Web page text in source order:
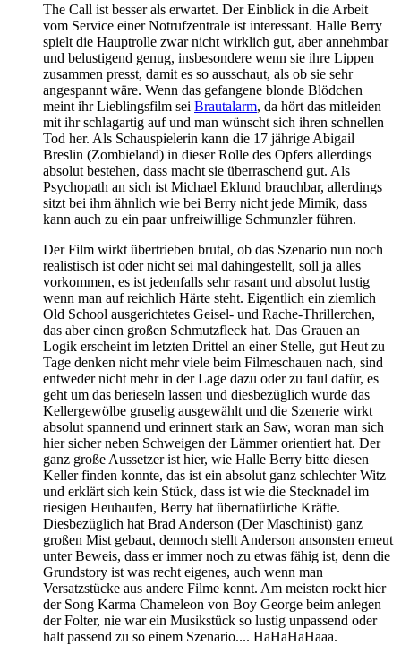
The Call ist besser als erwartet. Der Einblick in die Arbeit
vom Service einer Notrufzentrale ist interessant. Halle Berry
spielt die Hauptrolle zwar nicht wirklich gut, aber annehmbar
und belustigend genug, insbesondere wenn sie ihre Lippen
zusammen presst, damit es so ausschaut, als ob sie sehr
angespannt wäre. Wenn das gefangene blonde Blödchen
meint ihr Lieblingsfilm sei Brautalarm, da hört das mitleiden
mit ihr schlagartig auf und man wünscht sich ihren schnellen
Tod her. Als Schauspielerin kann die 17 jährige Abigail
Breslin (Zombieland) in dieser Rolle des Opfers allerdings
absolut bestehen, dass macht sie überraschend gut. Als
Psychopath an sich ist Michael Eklund brauchbar, allerdings
sitzt bei ihm ähnlich wie bei Berry nicht jede Mimik, dass
kann auch zu ein paar unfreiwillige Schmunzler führen.
Der Film wirkt übertrieben brutal, ob das Szenario nun noch
realistisch ist oder nicht sei mal dahingestellt, soll ja alles
vorkommen, es ist jedenfalls sehr rasant und absolut lustig
wenn man auf reichlich Härte steht. Eigentlich ein ziemlich
Old School ausgerichtetes Geisel- und Rache-Thrillerchen,
das aber einen großen Schmutzfleck hat. Das Grauen an
Logik erscheint im letzten Drittel an einer Stelle, gut Heut zu
Tage denken nicht mehr viele beim Filmeschauen nach, sind
entweder nicht mehr in der Lage dazu oder zu faul dafür, es
geht um das berieseln lassen und diesbezüglich wurde das
Kellergewölbe gruselig ausgewählt und die Szenerie wirkt
absolut spannend und erinnert stark an Saw, woran man sich
hier sicher neben Schweigen der Lämmer orientiert hat. Der
ganz große Aussetzer ist hier, wie Halle Berry bitte diesen
Keller finden konnte, das ist ein absolut ganz schlechter Witz
und erklärt sich kein Stück, dass ist wie die Stecknadel im
riesigen Heuhaufen, Berry hat übernatürliche Kräfte.
Diesbezüglich hat Brad Anderson (Der Maschinist) ganz
großen Mist gebaut, dennoch stellt Anderson ansonsten erneut
unter Beweis, dass er immer noch zu etwas fähig ist, denn die
Grundstory ist was recht eigenes, auch wenn man
Versatzstücke aus andere Filme kennt. Am meisten rockt hier
der Song Karma Chameleon von Boy George beim anlegen
der Folter, nie war ein Musikstück so lustig unpassend oder
halt passend zu so einem Szenario.... HaHaHaHaaa.